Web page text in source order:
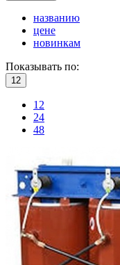
названию
цене
новинкам
Показывать по:
12
12
24
48